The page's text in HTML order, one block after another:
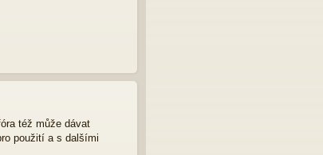
též může dávat
použití a s dalšími